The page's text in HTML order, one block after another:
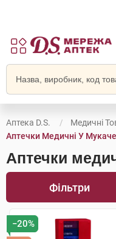
Аптека D.S. Медичні
Аптечки Медичні У
Аптечки
Фільтри
−20%